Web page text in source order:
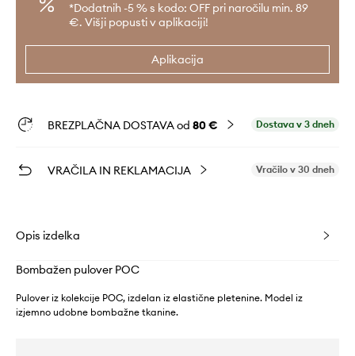
*Dodatnih -5 % s kodo: OFF pri naročilu min. 89
€. Višji popusti v aplikaciji!
Aplikacija
BREZPLAČNA DOSTAVA od 80 € Dostava v 3 dneh
VRAČILA IN REKLAMACIJA Vračilo v 30 dneh
Opis izdelka
Bombažen pulover POC
Pulover iz kolekcije POC, izdelan iz elastične pletenine. Model iz
izjemno udobne bombažne tkanine.